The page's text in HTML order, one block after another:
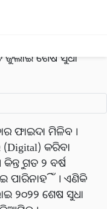
ସରକାର ଘୋଷଣା
ଜୁଲାଇ ଶେଷ ସୁଧା
ଫାଇଦା ମିଳିବ ।
କରିବା
ଗତ ୨ ବର୍ଷ
ପାରିନାହିଁ । ଏଣିକି
୨୦୨୨ ଶେଷ ସୁଧା